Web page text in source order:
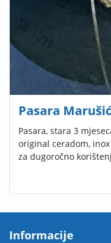
Pasara
Pasara, stara 3
original ceradom,
za dugoročno
Informacije